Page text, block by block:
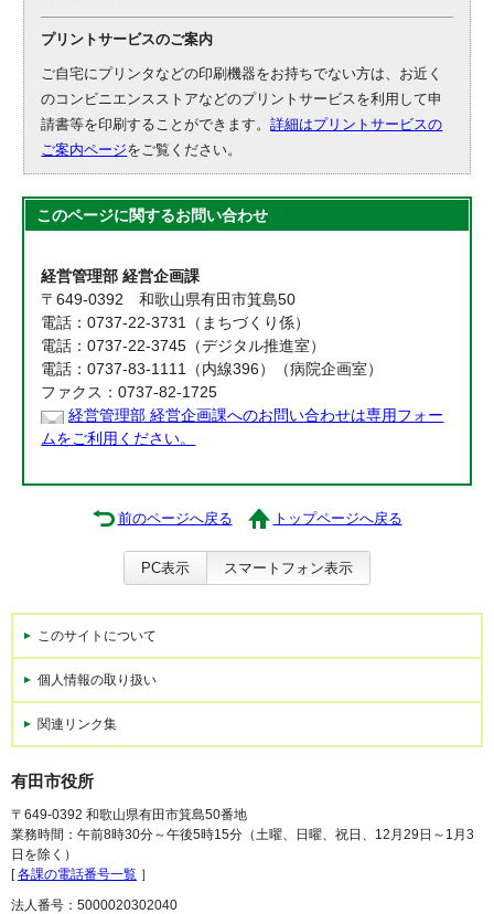
プリントサービスのご案内
ご自宅にプリンタなどの印刷機器をお持ちでない方は、お近く
のコンビニエンスストアなどのプリントサービスを利用して申
請書等を印刷することができます。詳細はプリントサービスの
ご案内ページをご覧ください。
このページに関するお問い合わせ
経営管理部 経営企画課
〒649-0392 和歌山県有田市箕島50
電話：0737-22-3731（まちづくり係）
電話：0737-22-3745（デジタル推進室）
電話：0737-83-1111（内線396）（病院企画室）
ファクス：0737-82-1725
経営管理部 経営企画課へのお問い合わせは専用フォー
ムをご利用ください。
前のページへ戻る トップページへ戻る
PC表示 スマートフォン表示
このサイトについて
個人情報の取り扱い
関連リンク集
有田市役所
〒649-0392 和歌山県有田市箕島50番地
業務時間：午前8時30分～午後5時15分（土曜、日曜、祝日、12月29日～1月3
日を除く）
[各課の電話番号一覧 ］
法人番号：5000020302040